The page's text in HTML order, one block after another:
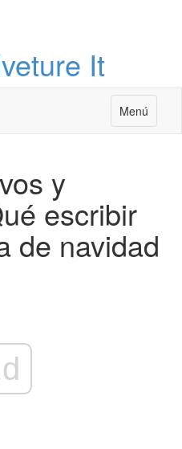
It
Menú
y
escribir
de navidad